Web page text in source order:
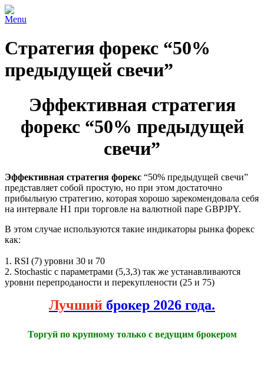
Menu
Стратегия форекс “50%
предыдущей свечи”
Эффективная стратегия
форекс “50% предыдущей
свечи”
Эффективная стратегия форекс “50% предыдущей свечи”
представляет собой простую, но при этом достаточно
прибыльную стратегию, которая хорошо зарекомендовала себя
на интервале Н1 при торговле на валютной паре GBPJPY.
В этом случае используются такие индикаторы рынка форекс
как:
1. RSI (7) уровни 30 и 70
2. Stochastic с параметрами (5,3,3) так же устанавливаются
уровни перепроданости и перекуплености (25 и 75)
Лучший брокер 2026 года.
Торгуй по крупному только с ведущим брокером